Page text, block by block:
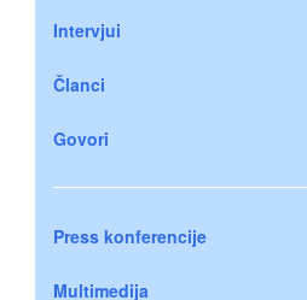
Intervjui
Članci
Govori
Press konferencije
Multimedija